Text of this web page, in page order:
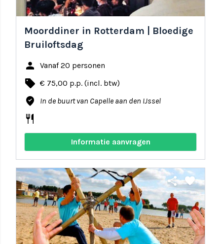
Moorddiner in Rotterdam | Bloedige
Bruiloftsdag
person Vanaf 20 personen
local_offer € 75,00 p.p. (incl. btw)
where_to_vote In de buurt van Capelle aan den IJssel
restaurant
Informatie aanvragen
share favorite